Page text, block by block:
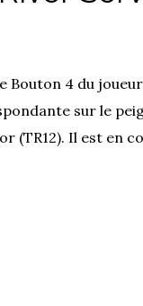
Bouton 4 du
sur le
(TR12). Il est en